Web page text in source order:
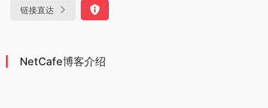
链接直达
NetCafe博客介绍